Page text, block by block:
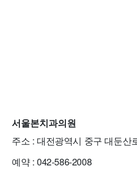
서울본치과의원
주소 : 대전광역시 중구 대둔산
예약 : 042-586-2008